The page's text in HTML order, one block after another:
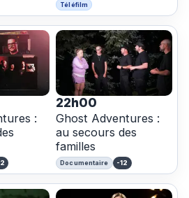
Téléfilm
:
22h00
Ghost Adventures :
au secours des
familles
Documentaire -12